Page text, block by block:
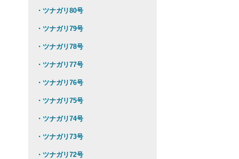
・ツナガリ80号
・ツナガリ79号
・ツナガリ78号
・ツナガリ77号
・ツナガリ76号
・ツナガリ75号
・ツナガリ74号
・ツナガリ73号
・ツナガリ72号